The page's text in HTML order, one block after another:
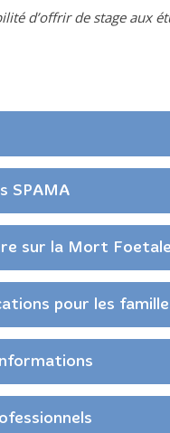
d’offrir de stage aux
SPAMA
sur la Mort Foetale
pour les